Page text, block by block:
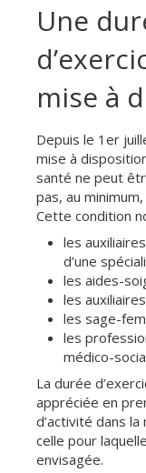
Une
mise à
Depuis le 1er
mise à
santé ne peut
pas, au
Cette condition
les
d’une
les aides-
les
les sage-
les
médico-
La durée
appréciée en
d’activité dans
celle pour
envisagée.